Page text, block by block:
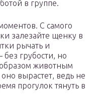
в группе.
С самого
залезайте щенку в
рычать и
без грубости, но
животным
вырастет, ведь не
прогулок тянуть в